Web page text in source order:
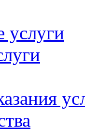
услуги